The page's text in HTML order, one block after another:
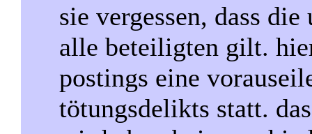
sie vergessen, dass
alle beteiligten gilt.
postings eine
tötungsdelikts statt.